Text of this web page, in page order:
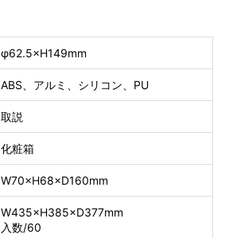
φ62.5×H149mm
ABS、アルミ、シリコン、PU
取説
化粧箱
W70×H68×D160mm
W435×H385×D377mm
入数/60